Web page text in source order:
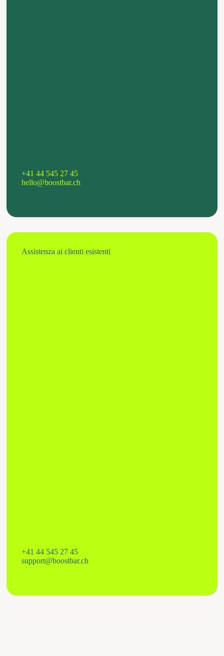
+41 44 545 27 45
hello@boostbar.ch
Assistenza ai clienti esistenti
+41 44 545 27 45
support@boostbar.ch